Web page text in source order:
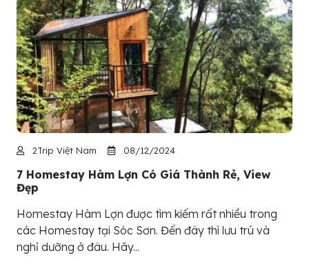
2Trip Việt Nam 08/12/2024
7 Homestay Hàm Lợn Có Giá Thành Rẻ, View
Đẹp
Homestay Hàm Lợn được tìm kiếm rất nhiều trong
các Homestay tại Sóc Sơn. Đến đây thì lưu trú và
nghỉ dưỡng ở đâu. Hãy...